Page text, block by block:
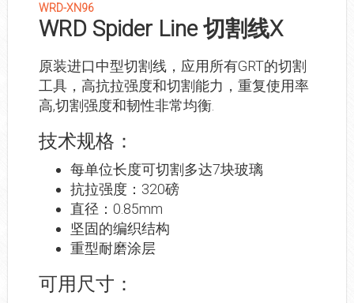
WRD-XN96
WRD Spider Line 切割线X
原装进口中型切割线，应用所有GRT的切割
工具，高抗拉强度和切割能力，重复使用率
高,切割强度和韧性非常均衡.
技术规格：
每单位长度可切割多达7块玻璃
抗拉强度：320磅
直径：0.85mm
坚固的编织结构
重型耐磨涂层
可用尺寸：